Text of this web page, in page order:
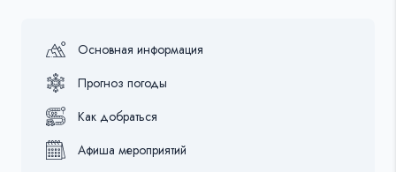
Основная информация
Прогноз погоды
Как добраться
Афиша мероприятий